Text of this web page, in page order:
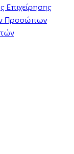
Επιχείρησης
Προσώπων